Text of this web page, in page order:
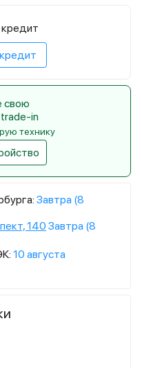
Завтра (8
140 Завтра (8
10 августа
кредит
свою
trade-in
технику